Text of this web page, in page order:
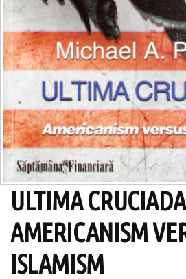
ULTIMA
AMERICANISM
ISLAMISM